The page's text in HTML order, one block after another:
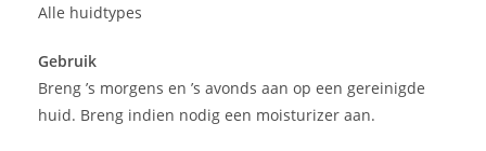
Alle huidtypes
Gebruik
Breng ’s morgens en ’s avonds aan op een gereinigde
huid. Breng indien nodig een moisturizer aan.